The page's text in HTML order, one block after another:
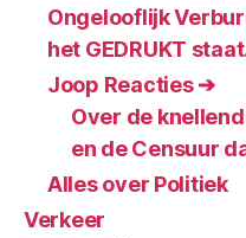
Ongelooflijk
het GEDRUKT
Joop Reacties ➔
Over de
en de Censuur
Alles over Politiek
Verkeer